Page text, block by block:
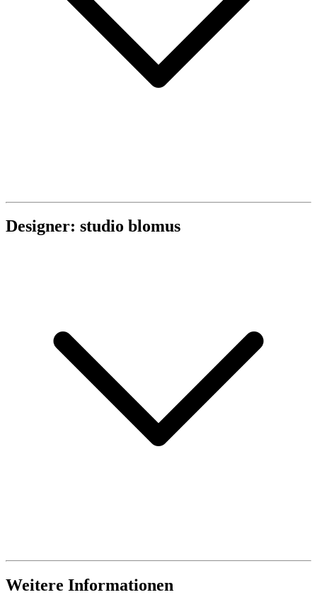
Designer: studio blomus
Weitere Informationen